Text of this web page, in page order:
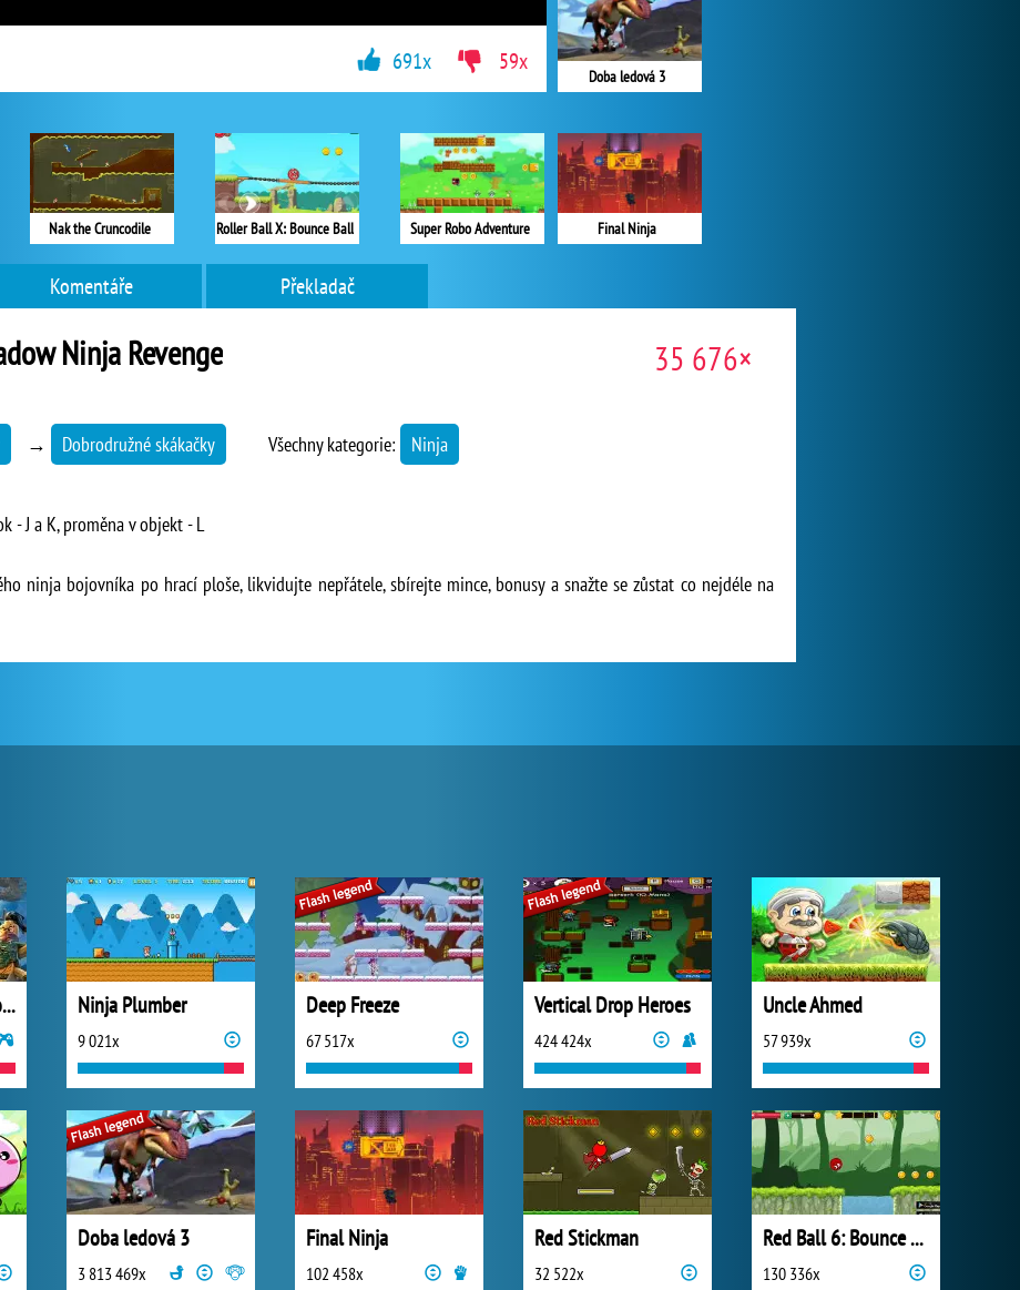
Doba ledová 3
Final Ninja
Nak the Cruncodile Roller Ball X: Bounce Ball Super Robo Adventure
691x 59x
Komentáře Překladač
Ninja Revenge 35 676×
→ Dobrodružné skákačky Všechny kategorie: Ninja
- J a K, proměna v objekt - L
ninja bojovníka po hrací ploše, likvidujte nepřátele, sbírejte mince, bonusy a snažte se zůstat co nejdéle na
Lego Ninjago Skybound Ninja Plumber
9 021x
Deep Freeze
67 517x
Vertical Drop Heroes
424 424x
Uncle Ahmed
57 939x
Doba ledová 3
3 813 469x
Final Ninja
102 458x
Red Stickman
32 522x
Red Ball 6: Bounce Ball
130 336x